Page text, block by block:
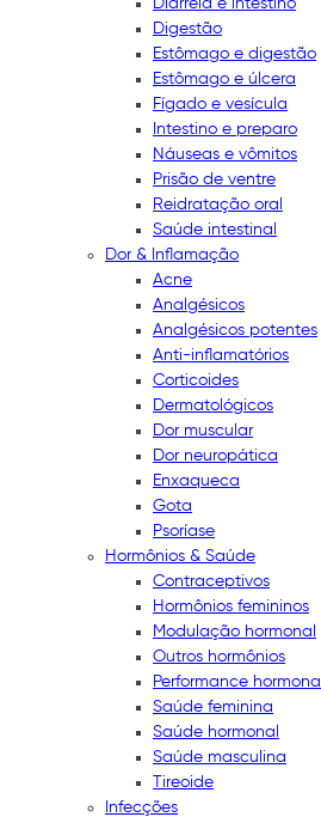
Diarreia e intestino
Digestão
Estômago e digestão
Estômago e úlcera
Fígado e vesícula
Intestino e preparo
Náuseas e vômitos
Prisão de ventre
Reidratação oral
Saúde intestinal
Dor & Inflamação
Acne
Analgésicos
Analgésicos potentes
Anti-inflamatórios
Corticoides
Dermatológicos
Dor muscular
Dor neuropática
Enxaqueca
Gota
Psoríase
Hormônios & Saúde
Contraceptivos
Hormônios femininos
Modulação hormonal
Outros hormônios
Performance hormonal
Saúde feminina
Saúde hormonal
Saúde masculina
Tireoide
Infecções